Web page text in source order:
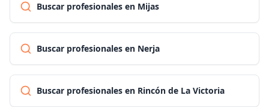
Buscar profesionales en Mijas
Buscar profesionales en Nerja
Buscar profesionales en Rincón de La Victoria